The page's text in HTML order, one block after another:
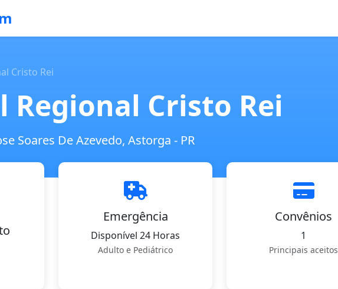
Cristo Rei
Regional Cristo Rei
Soares De Azevedo, Astorga - PR
Emergência
Disponível 24 Horas
Adulto e Pediátrico
Convênios
1
Principais aceitos